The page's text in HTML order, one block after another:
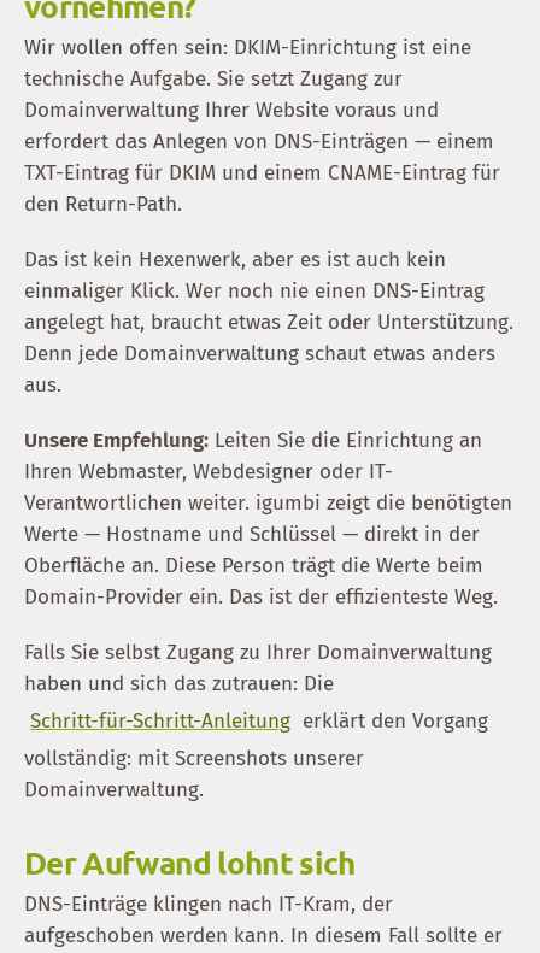
Wir wollen offen sein: DKIM-Einrichtung ist eine
technische Aufgabe. Sie setzt Zugang zur
Domainverwaltung Ihrer Website voraus und
erfordert das Anlegen von DNS-Einträgen — einem
TXT-Eintrag für DKIM und einem CNAME-Eintrag für
den Return-Path.
Das ist kein Hexenwerk, aber es ist auch kein
einmaliger Klick. Wer noch nie einen DNS-Eintrag
angelegt hat, braucht etwas Zeit oder Unterstützung.
Denn jede Domainverwaltung schaut etwas anders
aus.
Unsere Empfehlung: Leiten Sie die Einrichtung an
Ihren Webmaster, Webdesigner oder IT-
Verantwortlichen weiter. igumbi zeigt die benötigten
Werte — Hostname und Schlüssel — direkt in der
Oberfläche an. Diese Person trägt die Werte beim
Domain-Provider ein. Das ist der effizienteste Weg.
Falls Sie selbst Zugang zu Ihrer Domainverwaltung
haben und sich das zutrauen: Die
Schritt-für-Schritt-Anleitung erklärt den Vorgang
vollständig: mit Screenshots unserer
Domainverwaltung.
Der Aufwand lohnt sich
DNS-Einträge klingen nach IT-Kram, der
aufgeschoben werden kann. In diesem Fall sollte er